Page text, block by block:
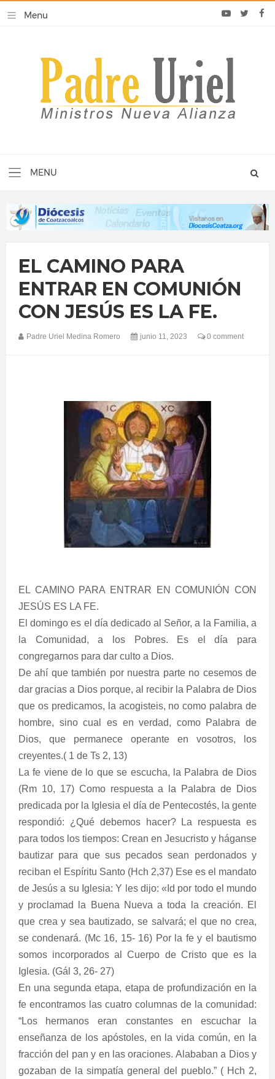
EL CAMINO PARA
ENTRAR EN COMUNIÓN
CON JESÚS ES LA FE.
Padre Uriel Medina Romero junio 11, 2023 0 comment
EL CAMINO PARA ENTRAR EN COMUNIÓN CON
JESÚS ES LA FE.
El domingo es el día dedicado al Señor, a la Familia, a
la Comunidad, a los Pobres. Es el día para
congregarnos para dar culto a Dios.
De ahí que también por nuestra parte no cesemos de
dar gracias a Dios porque, al recibir la Palabra de Dios
que os predicamos, la acogisteis, no como palabra de
hombre, sino cual es en verdad, como Palabra de
Dios, que permanece operante en vosotros, los
creyentes.( 1 de Ts 2, 13)
La fe viene de lo que se escucha, la Palabra de Dios
(Rm 10, 17) Como respuesta a la Palabra de Dios
predicada por la Iglesia el día de Pentecostés, la gente
respondió: ¿Qué debemos hacer? La respuesta es
para todos los tiempos: Crean en Jesucristo y háganse
bautizar para que sus pecados sean perdonados y
reciban el Espíritu Santo (Hch 2,37) Ese es el mandato
de Jesús a su Iglesia: Y les dijo: «Id por todo el mundo
y proclamad la Buena Nueva a toda la creación. El
que crea y sea bautizado, se salvará; el que no crea,
se condenará. (Mc 16, 15- 16) Por la fe y el bautismo
somos incorporados al Cuerpo de Cristo que es la
Iglesia. (Gál 3, 26- 27)
En una segunda etapa, etapa de profundización en la
fe encontramos las cuatro columnas de la comunidad:
“Los hermanos eran constantes en escuchar la
enseñanza de los apóstoles, en la vida común, en la
fracción del pan y en las oraciones. Alababan a Dios y
gozaban de la simpatía general del pueblo.” ( Hch 2,